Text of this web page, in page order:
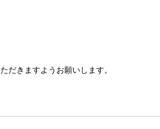
だきますようお願いします。